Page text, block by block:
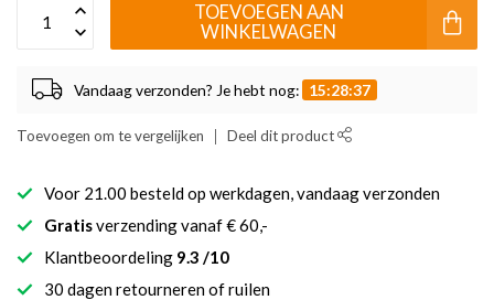
TOEVOEGEN AAN
WINKELWAGEN
Vandaag verzonden? Je hebt nog: 15:28:37
Toevoegen om te vergelijken Deel dit product
Voor 21.00 besteld op werkdagen, vandaag verzonden
Gratisverzending vanaf € 60,-
Klantbeoordeling 9.3 /10
30 dagen retourneren of ruilen